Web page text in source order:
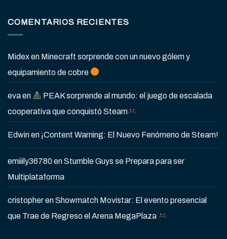
COMENTARIOS RECIENTES
Midexen Minecraft sorprende con un nuevo gólem y
equipamiento de cobre
evaen
PEAK sorprende al mundo: el juego de escalada
cooperativa que conquistó Steam
Edwinen ¡Content Warning: El Nuevo Fenómeno de Steam!
emiiily36780enStumble Guys se Prepara para ser
Multiplataforma
cristopherenShowmatch Movistar: El evento presencial
que Trae de Regreso el Arena MegaPlaza